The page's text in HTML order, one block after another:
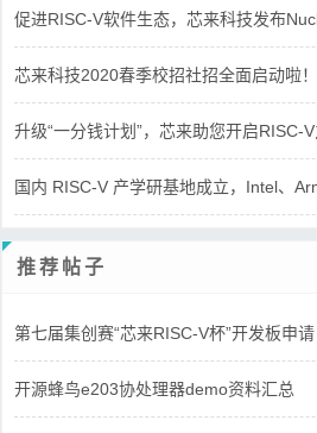
促进RISC-V软件生态，芯来科技发布
芯来科技2020春季校招社招全面启动啦！
升级“一分钱计划”，芯来助您开启RISC-V
国内 RISC-V 产学研基地成立，Intel、
推荐帖子
第七届集创赛“芯来RISC-V杯”开发板申请
开源蜂鸟e203协处理器demo资料汇总